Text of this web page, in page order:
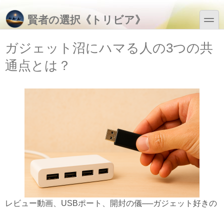
賢者の選択《トリビア》 toggle
ガジェット沼にハマる人の3つの共
通点とは？
レビュー動画、USBポート、開封の儀──ガジェット好きの